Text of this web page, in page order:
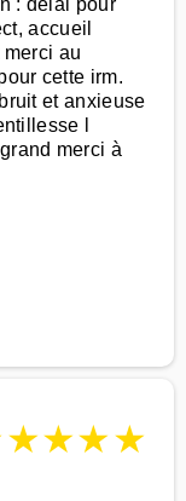
: délai pour
accueil
au
cette irm.
et anxieuse
l
merci à
★★★★